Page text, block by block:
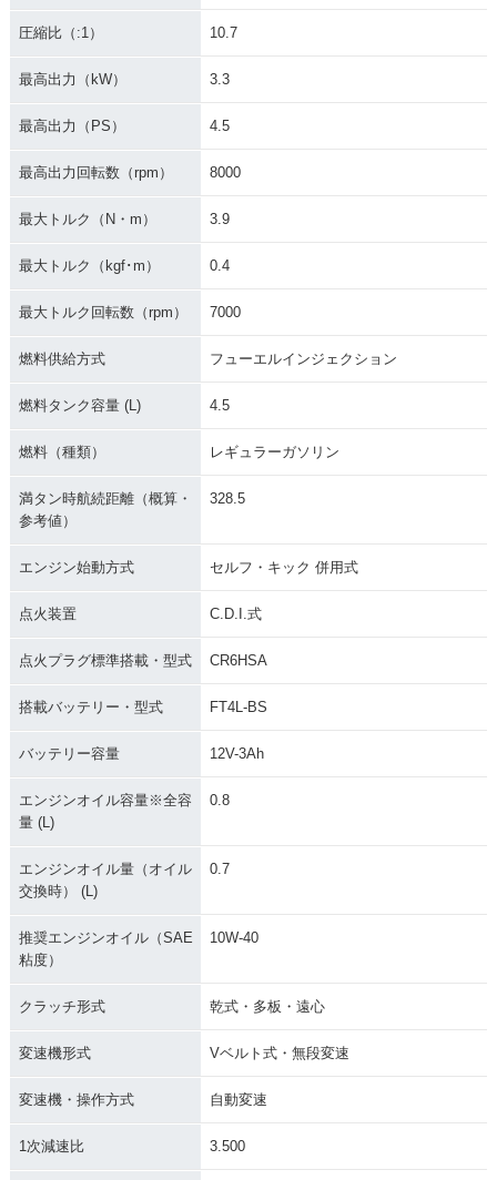
圧縮比（:1） 10.7
最高出力（kW） 3.3
最高出力（PS） 4.5
最高出力回転数（rpm） 8000
最大トルク（N・m） 3.9
最大トルク（kgf･m） 0.4
最大トルク回転数（rpm） 7000
燃料供給方式 フューエルインジェクション
燃料タンク容量 (L) 4.5
燃料（種類） レギュラーガソリン
満タン時航続距離（概算・
参考値）
328.5
エンジン始動方式 セルフ・キック 併用式
点火装置 C.D.I.式
点火プラグ標準搭載・型式 CR6HSA
搭載バッテリー・型式 FT4L-BS
バッテリー容量 12V-3Ah
エンジンオイル容量※全容
量 (L)
0.8
エンジンオイル量（オイル
交換時） (L)
0.7
推奨エンジンオイル（SAE
粘度）
10W-40
クラッチ形式 乾式・多板・遠心
変速機形式 Vベルト式・無段変速
変速機・操作方式 自動変速
1次減速比 3.500